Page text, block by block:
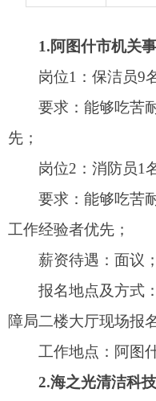
要求：能够吃苦耐劳
工作经验者优先；
报名地点及方式：阿
障局二楼大厅现场报名；
工作地点：阿图什市
2.海之光清洁科技有限
岗位1：洗车工5名；
要求：年龄18—55周
薪资待遇：试用期3个
成，试用期满后3500元/月
联系电话：